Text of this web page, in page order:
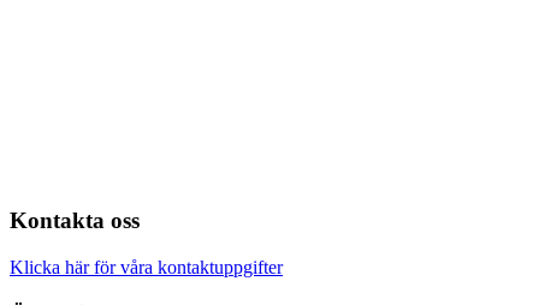
Kontakta oss
Klicka här för våra kontaktuppgifter